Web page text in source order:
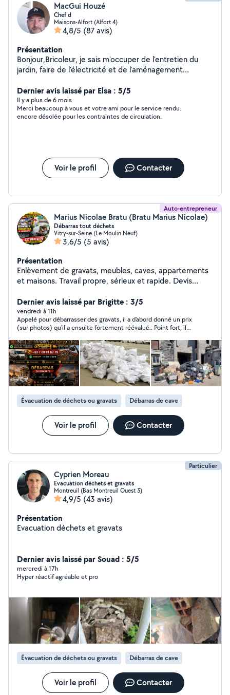
MacGui Houzé
Chef d
Maisons-Alfort (Alfort 4)
4,8/5 (87 avis)
Présentation
Bonjour,Bricoleur, je sais m'occuper de l'entretien du
jardin, faire de l'électricité et de l'aménagement
fait et trouver des idées et des solutions.
Dernier avis laissé par Elsa : 5/5
Il y a plus de 6 mois
Merci beaucoup à vous et votre ami pour le service rendu.
encore désolée pour les contraintes de circulation.
Voir le profil Contacter
Auto-entrepreneur
Marius Nicolae Bratu (Bratu Marius Nicolae)
Débarras tout déchets
Vitry-sur-Seine (Le Moulin Neuf)
3,6/5 (5 avis)
Présentation
Enlèvement de gravats, meubles, caves, appartements
et maisons. Travail propre, sérieux et rapide. Devis
Dernier avis laissé par Brigitte : 3/5
vendredi à 11h
Appelé pour débarrasser des gravats, il a d'abord donné un prix
(sur photos) qu'il a ensuite fortement réévalué.. Point fort, il
Évacuation de déchets ou gravats Débarras de cave
Voir le profil Contacter
Particulier
Cyprien Moreau
Evacuation déchets et gravats
Montreuil (Bas Montreuil Ouest 3)
4,9/5 (43 avis)
Présentation
Evacuation déchets et gravats
Dernier avis laissé par Souad : 5/5
mercredi à 17h
Hyper réactif agréable et pro
Évacuation de déchets ou gravats Débarras de cave
Voir le profil Contacter